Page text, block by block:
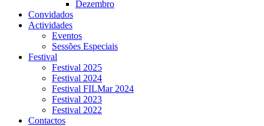
Dezembro
Convidados
Actividades
Eventos
Sessões Especiais
Festival
Festival 2025
Festival 2024
Festival FILMar 2024
Festival 2023
Festival 2022
Contactos